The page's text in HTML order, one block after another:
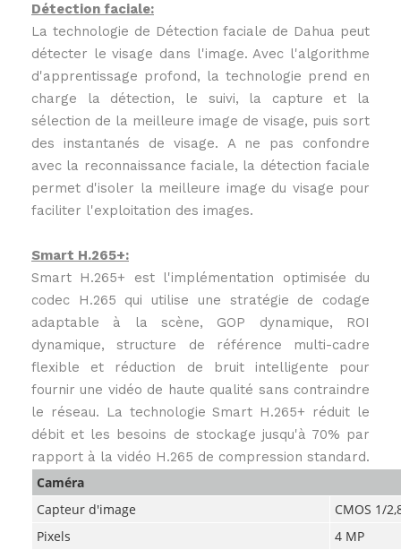
Détection faciale:
La technologie de Détection faciale de Dahua peut
détecter le visage dans l'image. Avec l'algorithme
d'apprentissage profond, la technologie prend en
charge la détection, le suivi, la capture et la
sélection de la meilleure image de visage, puis sort
des instantanés de visage. A ne pas confondre
avec la reconnaissance faciale, la détection faciale
permet d'isoler la meilleure image du visage pour
faciliter l'exploitation des images.
Smart H.265+:
Smart H.265+ est l'implémentation optimisée du
codec H.265 qui utilise une stratégie de codage
adaptable à la scène, GOP dynamique, ROI
dynamique, structure de référence multi-cadre
flexible et réduction de bruit intelligente pour
fournir une vidéo de haute qualité sans contraindre
le réseau. La technologie Smart H.265+ réduit le
débit et les besoins de stockage jusqu'à 70% par
rapport à la vidéo H.265 de compression standard.
Caméra
Capteur d'image
CMOS 1/
Pixels
4 MP